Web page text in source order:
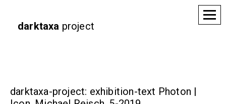
darktaxa project
darktaxa-project: exhibition-text Photon |